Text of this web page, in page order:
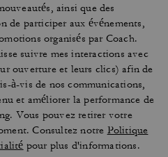
ainsi que des
de participer aux événements,
organisés par Coach.
suivre mes interactions avec
ouverture et leurs clics) afin de
à-vis de nos communications,
et améliorer la performance de
Vous pouvez retirer votre
Consultez notre Politique
pour plus d'informations.